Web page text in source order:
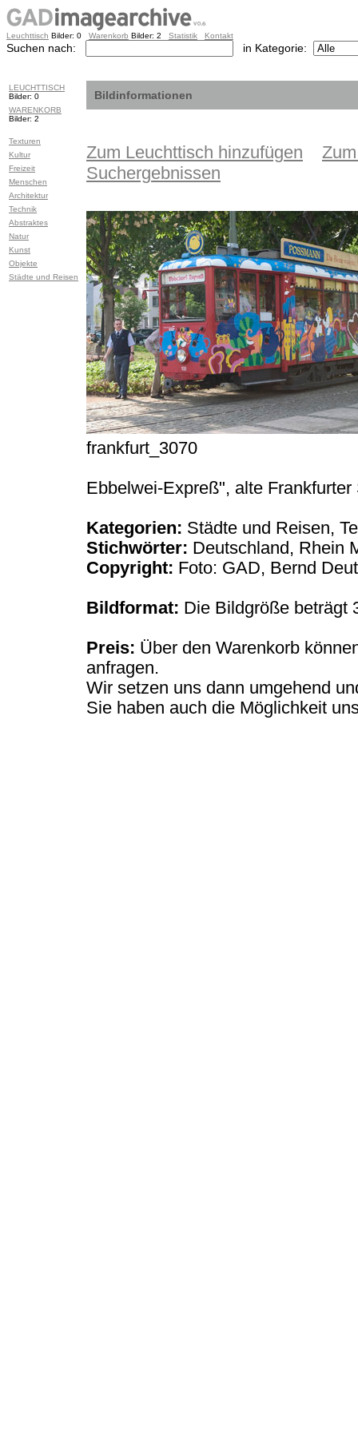
Leuchttisch Bilder: 0 Warenkorb Bilder: 2 Statistik Kontakt
Suchen nach: in Kategorie:
LEUCHTTISCH
Bilder: 0
WARENKORB
Bilder: 2
Texturen
Kultur
Freizeit
Menschen
Architektur
Technik
Abstraktes
Natur
Kunst
Objekte
Städte und Reisen
Bildinformationen
Zum Leuchttisch hinzufügen
Suchergebnissen
frankfurt_3070
Ebbelwei-Expreß", alte
Kategorien: Städte und Reisen,
Stichwörter: Deutschland, Rhein
Copyright: Foto: GAD, Bernd
Bildformat: Die Bildgröße beträgt
Preis: Über den Warenkorb
anfragen.
Wir setzen uns dann umgehend
Sie haben auch die Möglichkeit